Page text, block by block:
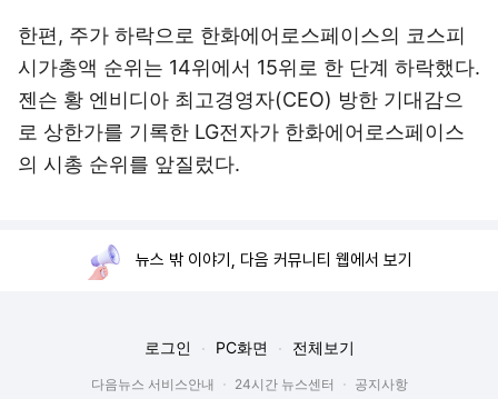
한편, 주가 하락으로 한화에어로스페이스의 코스피
시가총액 순위는 14위에서 15위로 한 단계 하락했다.
젠슨 황 엔비디아 최고경영자(CEO) 방한 기대감으
로 상한가를 기록한 LG전자가 한화에어로스페이스
의 시총 순위를 앞질렀다.
뉴스 밖 이야기, 다음 커뮤니티 웹에서 보기
로그인 PC화면 전체보기
다음뉴스 서비스안내 24시간 뉴스센터
공지사항